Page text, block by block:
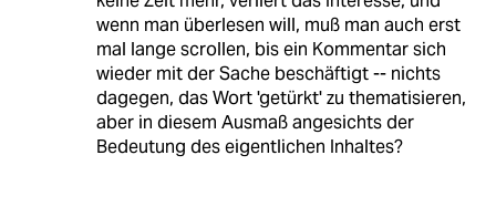
wenn man überlesen will, muß man auch erst
mal lange scrollen, bis ein Kommentar sich
wieder mit der Sache beschäftigt -- nichts
dagegen, das Wort 'getürkt' zu thematisieren,
aber in diesem Ausmaß angesichts der
Bedeutung des eigentlichen Inhaltes?